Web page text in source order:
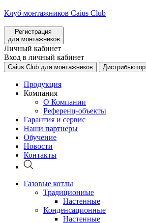
Клуб монтажников Caius Club
Регистрация
для монтажников
Личный кабинет
Вход в личный кабинет
Caius Club для монтажников Дистрибьютор
Продукция
Компания
О Компании
Референц-объекты
Гарантия и сервис
Наши партнеры
Обучение
Новости
Контакты
Газовые котлы
Традиционные
Настенные
Конденсационные
Настенные